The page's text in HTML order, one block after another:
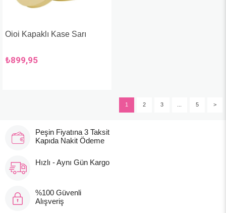
Oioi Kapaklı Kase Sarı
₺899,95
1 2 3 5 >
Peşin Fiyatına 3 Taksit
Kapıda Nakit Ödeme
Hızlı - Aynı Gün Kargo
%100 Güvenli
Alışveriş